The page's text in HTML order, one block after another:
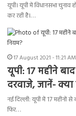
यूपी। यूपी में विधानसभा चुनाव
कर रही है।…
17 August 2021 - 11:21 AM
यूपी: 17 महीने
दरवाजे, जानें-
नई दिल्ली: यूपी में 17
फिर…